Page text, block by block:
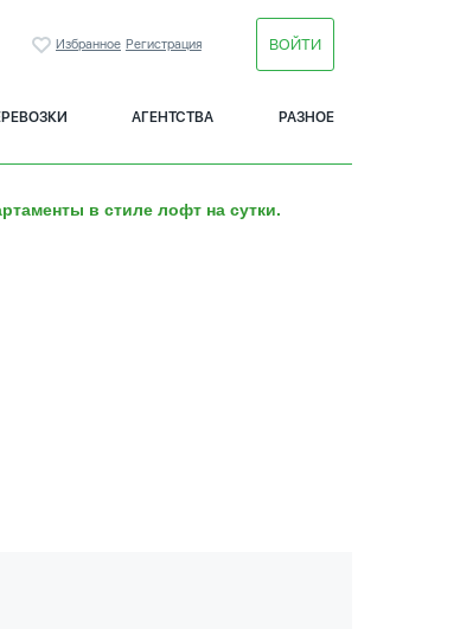
Избранное Регистрация ВОЙТИ
АГЕНТСТВА РАЗНОЕ
в стиле лофт на сутки.